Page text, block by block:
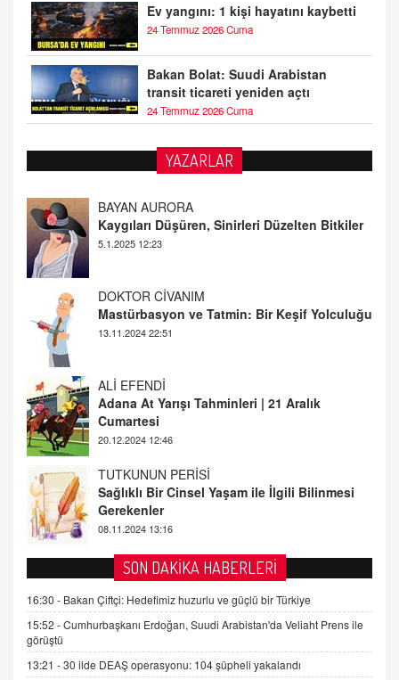
Ev yangını: 1 kişi hayatını kaybetti
24 Temmuz 2026 Cuma
Bakan Bolat: Suudi Arabistan
transit ticareti yeniden açtı
24 Temmuz 2026 Cuma
YAZARLAR
DOKTOR CİVANIM
Mastürbasyon ve Tatmin: Bir Keşif Yolculuğu
13.11.2024 22:51
ALİ EFENDİ
Adana At Yarışı Tahminleri | 21 Aralık
Cumartesi
TUTKUNUN PERİSİ
Sağlıklı Bir Cinsel Yaşam ile İlgili Bilinmesi
Gerekenler
08.11.2024 13:16
FARUK ÖNALAN
Tezkere Onaylanmasaydı…
2 Kasım 2021 Salı 00:11
AV. DOĞAN CAN DOĞAN
Kişisel verilerin korunması ve dijital hukukun
gelişimi
15.09.2025 16:17
SEHER EREK
Kış Ayları Geldi, Hangi Önlemler Alınmalı?
SON DAKİKA HABERLERİ
16:30 - Bakan Çiftçi: Hedefimiz huzurlu ve güçlü bir Türkiye
15:52 -Cumhurbaşkanı Erdoğan, Suudi Arabistan'da Veliaht Prens ile
görüştü
13:21 -30 ilde DEAŞ operasyonu: 104 şüpheli yakalandı